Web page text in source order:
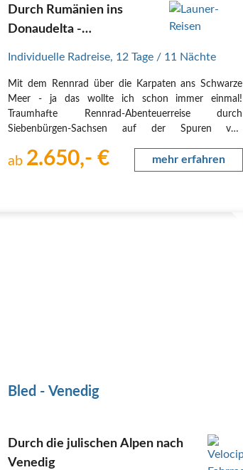
Durch Rumänien ins
Donaudelta -
Individuelle Radreise, 12 Tage / 11 Nächte
Mit dem Rennrad über die Karpaten ans Schwarze
Meer - ja das wollte ich schon immer einmal!
Traumhafte Rennrad-Abenteuerreise durch
Siebenbürgen-Sachsen auf der Spuren von
Landschaften! Ja - fahren Sie mit Ihrem Rennrad bis
ans Donaudelta! Machen Sie mit uns eine…
ab 2.650,- € mehr erfahren
Bled - Venedig
Durch die julischen Alpen nach
Venedig